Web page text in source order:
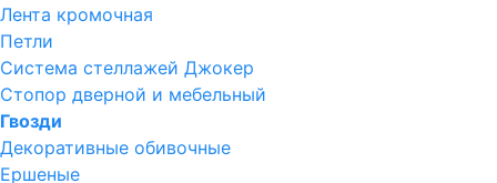
Лента кромочная
Петли
Система стеллажей Джокер
Стопор дверной и мебельный
Гвозди
Декоративные обивочные
Ершеные